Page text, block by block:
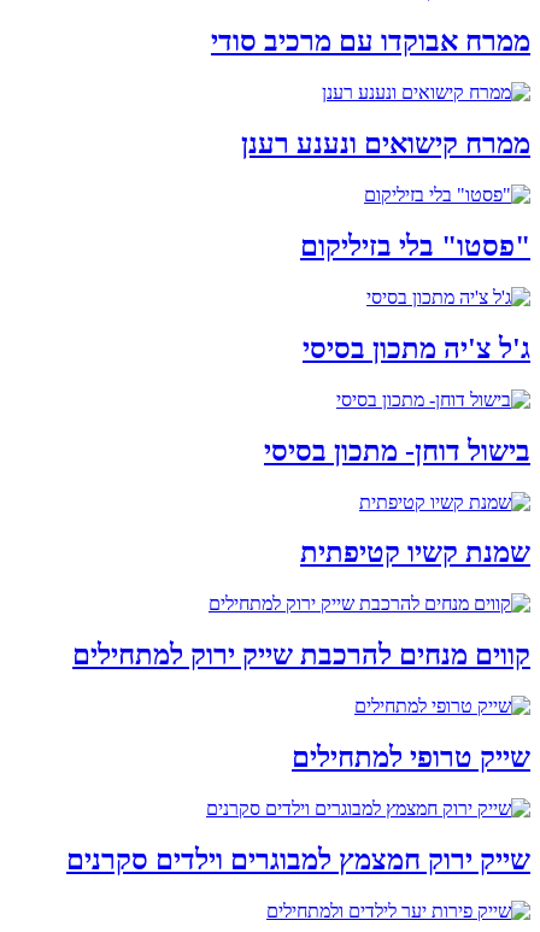
ממרח אבוקדו עם מרכיב סודי
ממרח קישואים ונענע רענן
"פסטו" בלי בזיליקום
ג'ל צ'יה מתכון בסיסי
בישול דוחן- מתכון בסיסי
שמנת קשיו קטיפתית
קווים מנחים להרכבת שייק ירוק למתחילים
שייק טרופי למתחילים
שייק ירוק חמצמץ למבוגרים וילדים סקרנים